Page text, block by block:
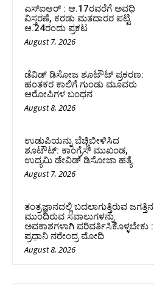
ಎಸ್‌ಐಆರ್‌ : ಆ.17ರವರೆಗೆ ಅವಧಿ
ವಿಸ್ತರಣೆ, ಕರಡು ಮತದಾರರ ಪಟ್ಟಿ
ಆ.24ರಂದು ಪ್ರಕಟ
August 7, 2026
ಡೆವಿಡ್ ಡಿಸೋಜ ಶೂಟೌಟ್ ಪ್ರಕರಣ:
ಹಂತಕರ ಕಾಲಿಗೆ ಗುಂಡು ಮೂವರು
ಆರೋಪಿಗಳ ಬಂಧನ
August 8, 2026
ಉಡುಪಿಯನ್ನು ಬೆಚ್ಚಿಬೀಳಿಸಿದ
ಶೂಟೌಟ್‌: ಕಾಂಗ್ರೆಸ್‌ ಮುಖಂಡ,
ಉದ್ಯಮಿ ಡೇವಿಡ್ ಡಿಸೋಜಾ ಹತ್ಯೆ
August 7, 2026
ತಂತ್ರಜ್ಞಾನದಲ್ಲಿ ಬದಲಾಗುತ್ತಿರುವ ಜಗತ್ತಿನ
ಮುಂದಿರುವ ಸವಾಲುಗಳನ್ನು
ಅವಕಾಶಗಳಾಗಿ ಪರಿವರ್ತಿಸಿಕೊಳ್ಳಬೇಕು :
ಪ್ರಧಾನಿ ನರೇಂದ್ರ ಮೋದಿ
August 8, 2026